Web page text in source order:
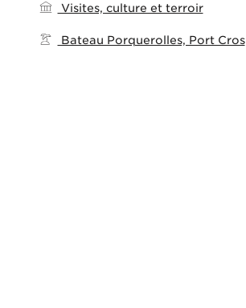
Visites, culture et terroir
Bateau Porquerolles, Port Cros